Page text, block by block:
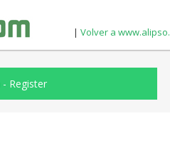
| Volver a
- Register